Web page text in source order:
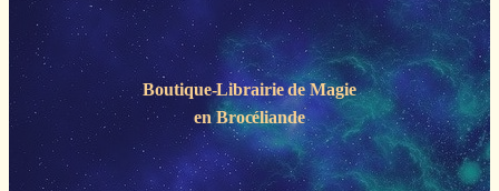
Boutique-Librairie deMagie
en Brocéliande